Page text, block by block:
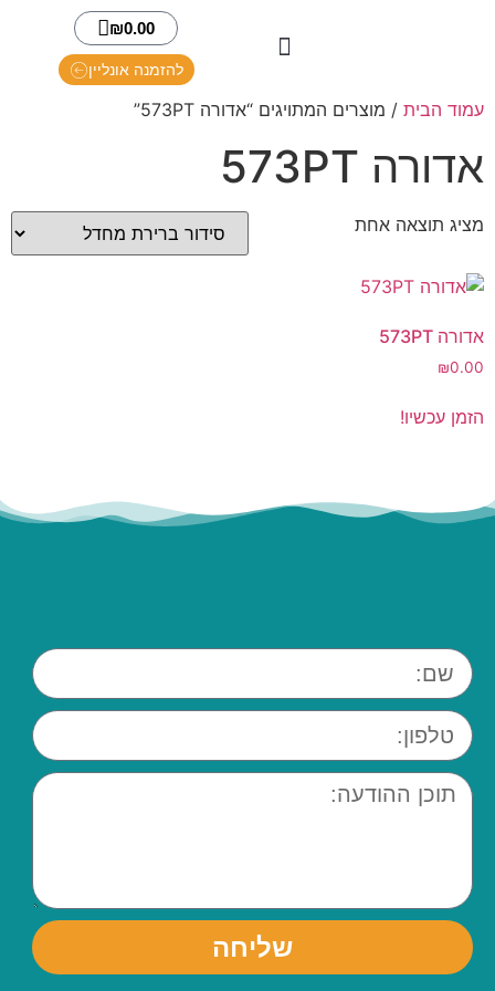
₪0.00
להזמנה אונליין
עמוד הבית / מוצרים המתויגים “אדורה 573PT”
אדורה 573PT
מציג תוצאה אחת
אדורה 573PT
₪0.00
הזמן עכשיו!
שליחה